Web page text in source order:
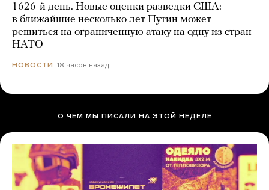
1626-й день. Новые оценки разведки США:
в ближайшие несколько лет Путин может
решиться на ограниченную атаку на одну из стран
НАТО
НОВОСТИ 18 часов назад
О ЧЕМ МЫ ПИСАЛИ НА ЭТОЙ НЕДЕЛЕ